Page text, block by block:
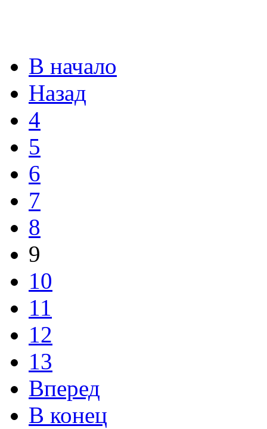
В начало
Назад
4
5
6
7
8
9
10
11
12
13
Вперед
В конец